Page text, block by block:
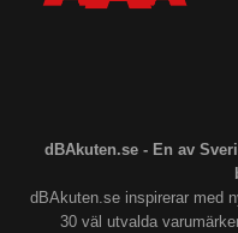
dBAkuten.se - En av
dBAkuten.se inspirerar med
30 väl utvalda